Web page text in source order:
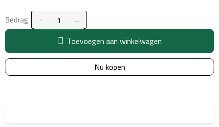
Bedrag
Toevoegen aan winkelwagen
Nu kopen